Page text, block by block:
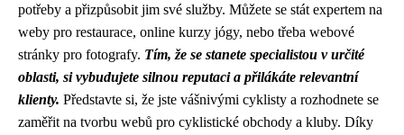
potřeby a přizpůsobit jim své služby. Můžete se stát expertem na
weby pro restaurace, online kurzy jógy, nebo třeba webové
stránky pro fotografy. Tím, že se stanete specialistou v určité
oblasti, si vybudujete silnou reputaci a přilákáte relevantní
klienty. Představte si, že jste vášnivými cyklisty a rozhodnete se
zaměřit na tvorbu webů pro cyklistické obchody a kluby. Díky